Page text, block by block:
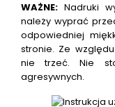
WAŻNE: Nadruki
należy wyprać
odpowiedniej
stronie. Ze
nie trzeć. Nie
agresywnych.